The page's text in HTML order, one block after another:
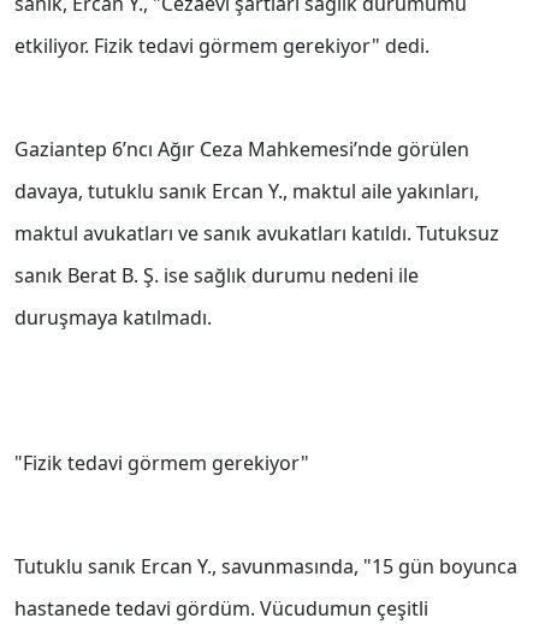
etkiliyor. Fizik tedavi görmem gerekiyor" dedi.
Gaziantep 6’ncı Ağır Ceza Mahkemesi’nde görülen
davaya, tutuklu sanık Ercan Y., maktul aile yakınları,
maktul avukatları ve sanık avukatları katıldı. Tutuksuz
sanık Berat B. Ş. ise sağlık durumu nedeni ile
duruşmaya katılmadı.
"Fizik tedavi görmem gerekiyor"
Tutuklu sanık Ercan Y., savunmasında, "15 gün boyunca
hastanede tedavi gördüm. Vücudumun çeşitli